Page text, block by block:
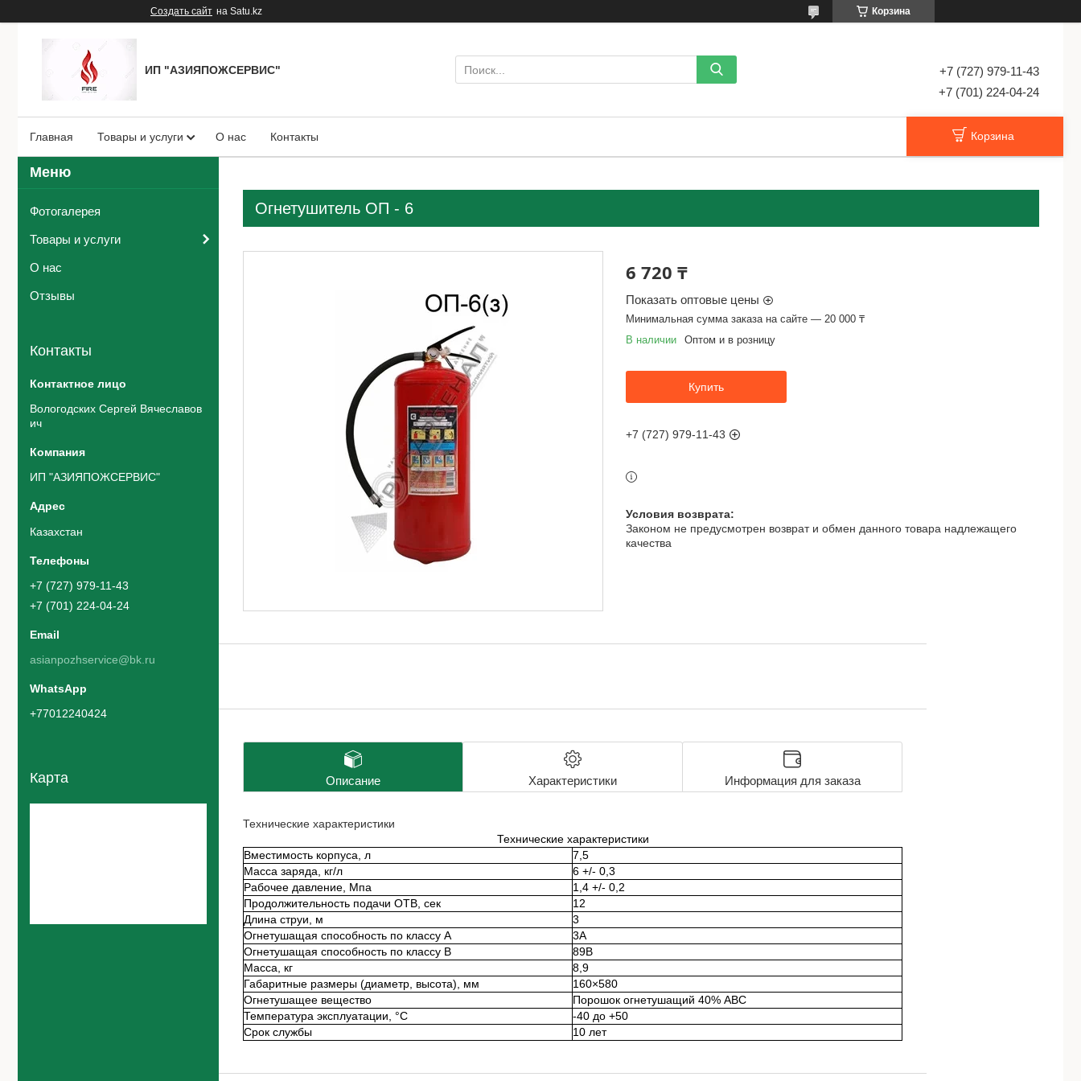
Создать сайт на Satu.kz Корзина
ИП "АЗИЯПОЖСЕРВИС"
+7 (727) 979-11-43
+7 (701) 224-04-24
Главная Товары и услуги О нас Контакты Корзина
Огнетушитель ОП - 6
6 720 ₸
Показать оптовые цены
Минимальная сумма заказа на сайте — 20 000 ₸
В наличии
Оптом и в розницу
Купить
+7 (727) 979-11-43
Законом не предусмотрен возврат и обмен данного товара надлежащего
качества
Описание Характеристики Информация для заказа
Технические характеристики
Технические характеристики
Вместимость корпуса, л
7,5
Масса заряда, кг/л
6 +/- 0,3
Рабочее давление, Мпа
1,4 +/- 0,2
Продолжительность подачи ОТВ, сек
12
Длина струи, м
3
Огнетушащая способность по классу А
3А
Огнетушащая способность по классу В
89B
Масса, кг
8,9
Габаритные размеры (диаметр, высота), мм
160×580
Огнетушащее вещество
Порошок огнетушащий 40% АВС
Температура эксплуатации, °C
-40 до +50
Срок службы
10 лет
Фотогалерея
Товары и услуги
О нас
Отзывы
Контакты
Вологодских Сергей Вячеславов
ич
ИП "АЗИЯПОЖСЕРВИС"
Казахстан
+7 (727) 979-11-43
+7 (701) 224-04-24
asianpozhservice@bk.ru
+77012240424
Карта